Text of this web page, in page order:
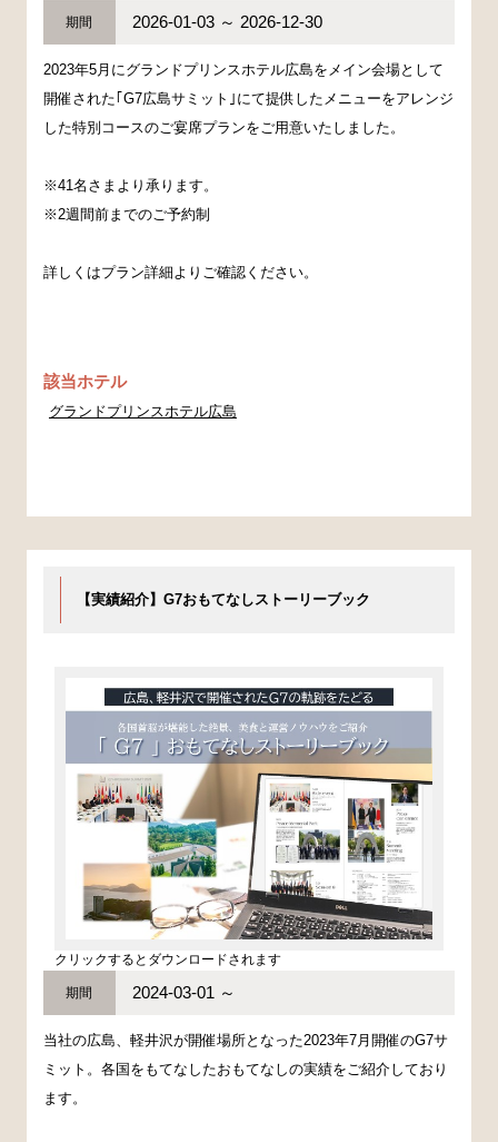
期間 2026-01-03 ～ 2026-12-30
2023年5月にグランドプリンスホテル広島をメイン会場として
開催された｢G7広島サミット｣にて提供したメニューをアレンジ
した特別コースのご宴席プランをご用意いたしました。
※41名さまより承ります。
※2週間前までのご予約制
詳しくはプラン詳細よりご確認ください。
該当ホテル
グランドプリンスホテル広島
【実績紹介】G7おもてなしストーリーブック
クリックするとダウンロードされます
期間 2024-03-01 ～
当社の広島、軽井沢が開催場所となった2023年7月開催のG7サ
ミット。各国をもてなしたおもてなしの実績をご紹介しており
ます。